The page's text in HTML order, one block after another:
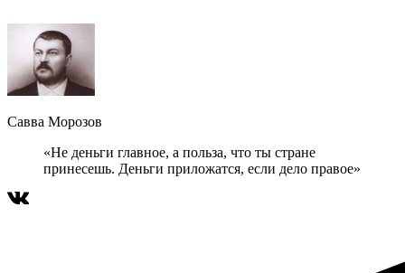
Савва Морозов
«Не деньги главное, а польза, что ты стране
принесешь. Деньги приложатся, если дело правое»